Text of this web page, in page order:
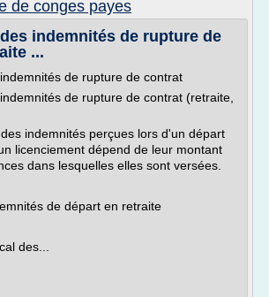
de conges payes
indemnités de rupture de
...
de rupture de contrat
de rupture de contrat (retraite,
indemnités perçues lors d'un départ
licenciement dépend de leur montant
dans lesquelles elles sont versées.
de départ en retraite
des...